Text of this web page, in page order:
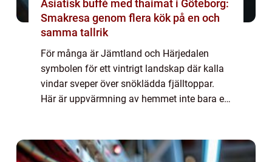
Asiatisk buffé med thaimat i Göteborg:
Smakresa genom flera kök på en och
samma tallrik
För många är Jämtland och Härjedalen
symbolen för ett vintrigt landskap där kalla
vindar sveper över snöklädda fjälltoppar.
Här är uppvärmning av hemmet inte bara en